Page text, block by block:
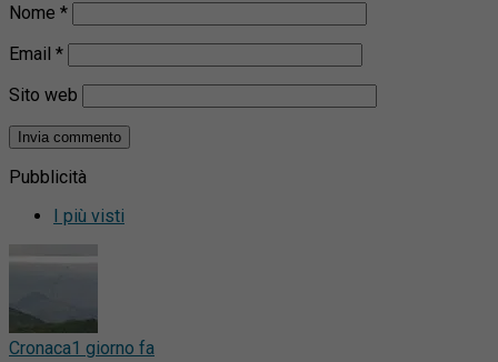
Nome *
Email *
Sito web
Pubblicità
I più visti
Cronaca1 giorno fa